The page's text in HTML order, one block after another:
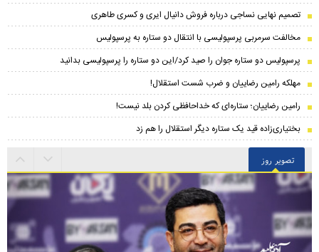
تصمیم نهایی نساجی درباره فروش دانیال ایری و کسری طاهری
مخالفت سرمربی پرسپولیسی با انتقال دو ستاره به پرسپولیس
پرسپولیس دو ستاره جوان را صید کرد/این دو ستاره را پرسپولیسی بدانید
مهلکه رامین رضاییان و ضرب شست استقلال!
رامین رضاییان؛ ستاره‌ای که خداحافظی کردن بلد نیست!
بختیاری‌زاده قید یک ستاره دیگر استقلال را هم زد
تصویر روز